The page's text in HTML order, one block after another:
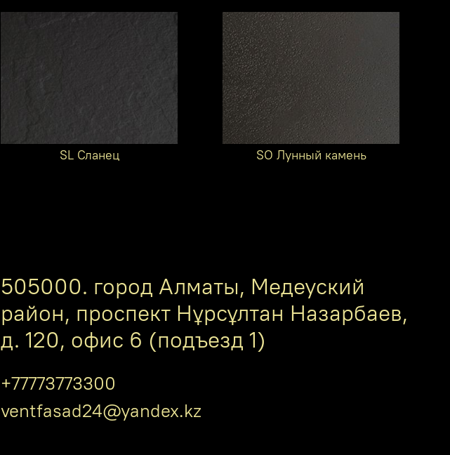
SL Сланец SO Лунный камень
505000. город Алматы, Медеуский
район, проспект Нұрсұлтан Назарбаев,
д. 120, офис 6 (подъезд 1)
+77773773300
ventfasad24@yandex.kz